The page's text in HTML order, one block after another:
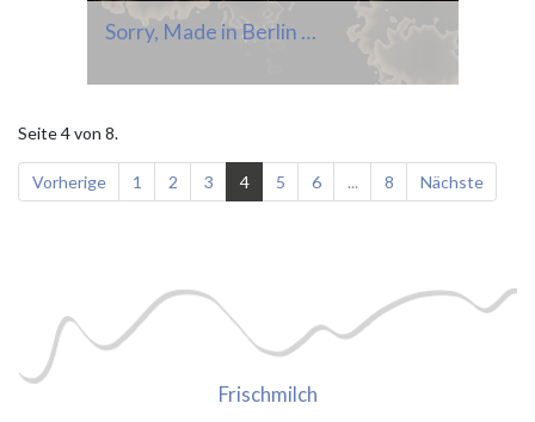
Sorry, Made in Berlin …
Seite 4 von 8.
Vorherige 1 2 3 4 5 6 ... 8 Nächste
Frischmilch